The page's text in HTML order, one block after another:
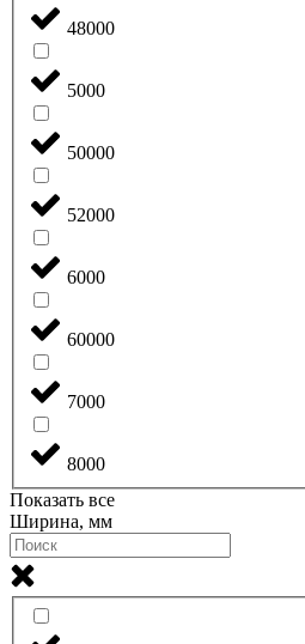
48000
5000
50000
52000
6000
60000
7000
8000
Показать все
Ширина, мм